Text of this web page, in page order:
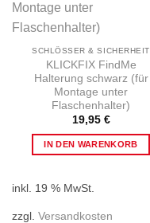
SCHLÖSSER & SICHERHEIT
KLICKFIX FindMe
Halterung schwarz (für
Montage unter
Flaschenhalter)
19,95 €
IN DEN WARENKORB
inkl. 19 % MwSt.
zzgl. Versandkosten